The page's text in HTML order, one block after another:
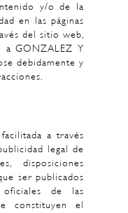
y/o de la
en las páginas
del sitio web,
a GONZALEZ Y
debidamente y
a través
legal de
disposiciones
ser publicados
de las
constituyen el